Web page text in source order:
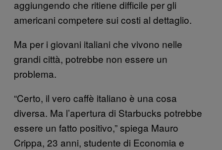
aggiungendo che ritiene difficile per gli
americani competere sui costi al dettaglio.
Ma per i giovani italiani che vivono nelle
grandi città, potrebbe non essere un
problema.
“Certo, il vero caffè italiano è una cosa
diversa. Ma l’apertura di Starbucks potrebbe
essere un fatto positivo,” spiega Mauro
Crippa, 23 anni, studente di Economia e